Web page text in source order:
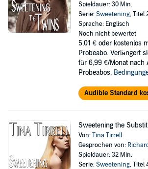
Spieldauer: 30 Min.
Serie:Sweetening, Titel
Sprache: Englisch
Noch nicht bewertet
5,01 € oder kostenlos
Probeabo. Verlängert
für 6,99 €/Monat nach
Probeabos.
Audible Standard
Sweetening the
Von:Tina Tirrell
Gesprochen von:
Spieldauer: 32 Min.
Serie:Sweetening, Titel